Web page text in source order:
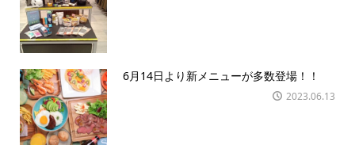
6月14日より新メニューが多数登場！！
2023.06.13